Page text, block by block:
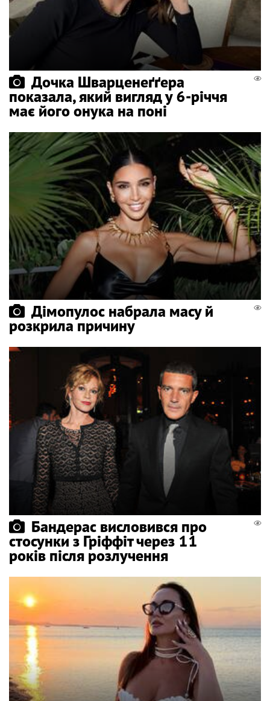
Дочка Шварценеґґера
показала, який вигляд у 6-річчя
має його онука на поні
Дімопулос набрала масу й
розкрила причину
Бандерас висловився про
стосунки з Гріффіт через 11
років після розлучення